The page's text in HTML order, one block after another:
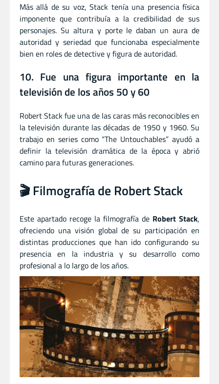
Más allá de su voz, Stack tenía una presencia física
imponente que contribuía a la credibilidad de sus
personajes. Su altura y porte le daban un aura de
autoridad y seriedad que funcionaba especialmente
bien en roles de detective y figura de autoridad.
10. Fue una figura importante en la
televisión de los años 50 y 60
Robert Stack fue una de las caras más reconocibles en
la televisión durante las décadas de 1950 y 1960. Su
trabajo en series como “The Untouchables” ayudó a
definir la televisión dramática de la época y abrió
camino para futuras generaciones.
🎬 Filmografía de Robert Stack
Este apartado recoge la filmografía de Robert Stack,
ofreciendo una visión global de su participación en
distintas producciones que han ido configurando su
presencia en la industria y su desarrollo como
profesional a lo largo de los años.